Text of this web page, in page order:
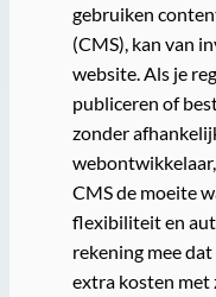
gebruiken
(CMS), kan van
website. Als je
publiceren of
zonder
CMS de moeite
flexibiliteit en
rekening mee
extra kosten met